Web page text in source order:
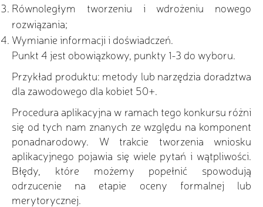
Równoległym tworzeniu i wdrożeniu nowego
rozwiązania;
Wymianie informacji i doświadczeń.
Punkt 4 jest obowiązkowy, punkty 1-3 do wyboru.
Przykład produktu: metody lub narzędzia doradztwa
dla zawodowego dla kobiet 50+.
Procedura aplikacyjna w ramach tego konkursu różni
się od tych nam znanych ze względu na komponent
ponadnarodowy. W trakcie tworzenia wniosku
aplikacyjnego pojawia się wiele pytań i wątpliwości.
Błędy, które możemy popełnić spowodują
odrzucenie na etapie oceny formalnej lub
merytorycznej.